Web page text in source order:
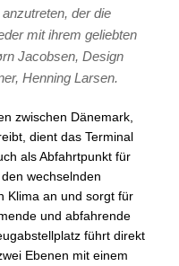
der die
mit ihrem geliebten
Jacobsen, Design
Henning Larsen.
zwischen Dänemark,
dient das Terminal
als Abfahrtpunkt für
wechselnden
Klima an und sorgt für
und abfahrende
führt direkt
Ebenen mit einem